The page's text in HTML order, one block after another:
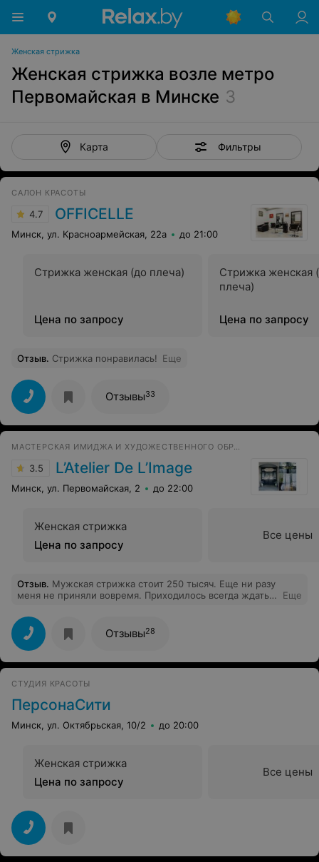
Женская стрижка
Женская стрижка возле метро
Первомайская в Минске 3
Карта Фильтры
САЛОН КРАСОТЫ
4.7 OFFICELLE
Минск, ул. Красноармейская, 22а до 21:00
Стрижка женская (до плеча)
Цена по запросу
Стрижка женская
плеча)
Цена по запросу
Отзыв. Стрижка понравилась! Еще
Отзывы33
МАСТЕРСКАЯ ИМИДЖА И ХУДОЖЕСТВЕННОГО ОБРАЗОВАНИЯ
3.5 L’Atelier De L’Image
Минск, ул. Первомайская, 2 до 22:00
Женская стрижка
Цена по запросу
Все цены
Отзыв. Мужская стрижка стоит 250 тысяч. Еще ни разу
меня не приняли вовремя. Приходилось всегда ждать
куда-то уходит. Несмотря на то что стрижёт
действительно хорошо, но туда больше ни ногой!
Еще
Отзывы28
СТУДИЯ КРАСОТЫ
ПерсонаСити
Минск, ул. Октябрьская, 10/2 до 20:00
Женская стрижка
Цена по запросу
Все цены